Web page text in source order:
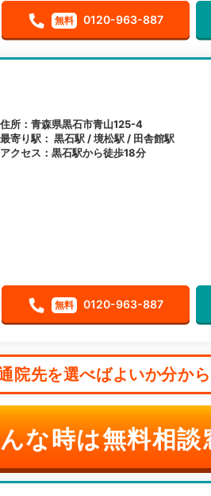
無料 0120-963-887
住所：青森県黒石市青山125-4
最寄り駅： 黒石駅 / 境松駅 / 田舎館駅
アクセス：黒石駅から徒歩18分
無料 0120-963-887
院先を選べばよいか分か
な時は無料相談